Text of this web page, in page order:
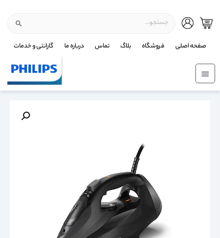
صفحه اصلی فروشگاه بلاگ تماس درباره ما گارانتی و خدمات